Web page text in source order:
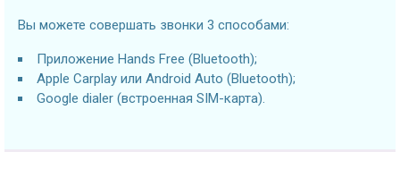
Вы можете совершать звонки 3 способами:
Приложение Hands Free (Bluetooth);
Apple Carplay или Android Auto (Bluetooth);
Google dialer (встроенная SIM-карта).